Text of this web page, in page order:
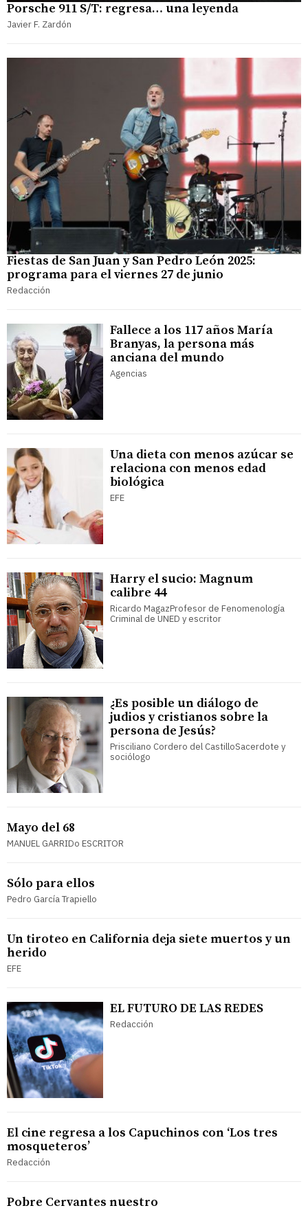
Porsche 911 S/T: regresa… una leyenda
Javier F. Zardón
Fiestas de San Juan y San Pedro León 2025:
programa para el viernes 27 de junio
Redacción
Fallece a los 117 años María
Branyas, la persona más
anciana del mundo
Agencias
Una dieta con menos azúcar se
relaciona con menos edad
biológica
EFE
Harry el sucio: Magnum
calibre 44
Ricardo MagazProfesor de Fenomenología
Criminal de UNED y escritor
¿Es posible un diálogo de
judios y cristianos sobre la
persona de Jesús?
Prisciliano Cordero del CastilloSacerdote y
sociólogo
Mayo del 68
MANUEL GARRIDo ESCRITOR
Sólo para ellos
Pedro García Trapiello
Un tiroteo en California deja siete muertos y un
herido
EFE
EL FUTURO DE LAS REDES
Redacción
El cine regresa a los Capuchinos con ‘Los tres
mosqueteros’
Redacción
Pobre Cervantes nuestro